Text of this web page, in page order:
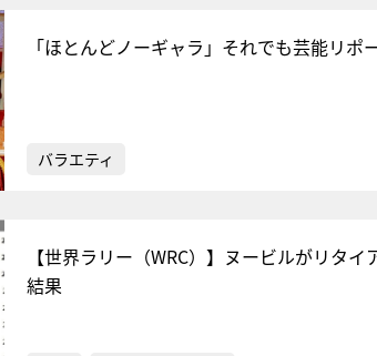
「ほとんどノーギャラ」それでも芸能リ
バラエティ
【世界ラリー（WRC）】ヌービルがリタ
結果